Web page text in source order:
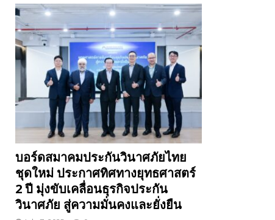
บอร์ดสมาคมประกันวินาศภัยไทย
ชุดใหม่ ประกาศทิศทางยุทธศาสตร์
2 ปี มุ่งขับเคลื่อนธุรกิจประกัน
วินาศภัย สู่ความมั่นคงและยั่งยืน